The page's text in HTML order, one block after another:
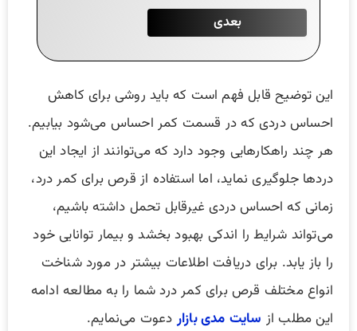
این توضیح قابل فهم است که باید روشی برای کاهش
احساس دردی که در قسمت کمر احساس می‌شود بیابیم.
هر چند راهکارهایی وجود دارد که می‌توانند از ایجاد این
دردها جلوگیری نماید، اما استفاده از قرص برای کمر درد،
زمانی که احساس دردی غیرقابل تحمل داشته باشیم،
می‌تواند شرایط را اندکی بهبود بخشد و بیمار توانایی خود
را باز یابد. برای دریافت اطلاعات بیشتر در مورد شناخت
انواع مختلف قرص برای کمر درد شما را به مطالعه ادامه
این مطلب از سایت مدی بازاردعوت می‌نمایم.